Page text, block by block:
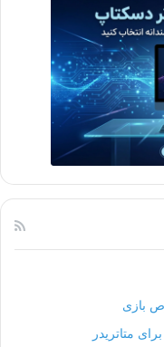
کپی لینک
بازی
متاتریدر